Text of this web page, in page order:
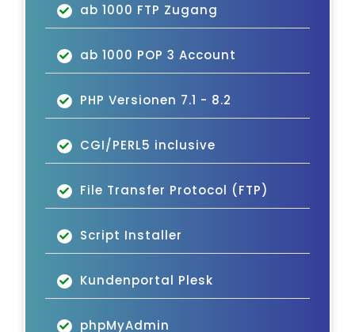
ab 1000 FTP Zugang
ab 1000 POP 3 Account
PHP Versionen 7.1 - 8.2
CGI/PERL5 inclusive
File Transfer Protocol (FTP)
Script Installer
Kundenportal Plesk
phpMyAdmin